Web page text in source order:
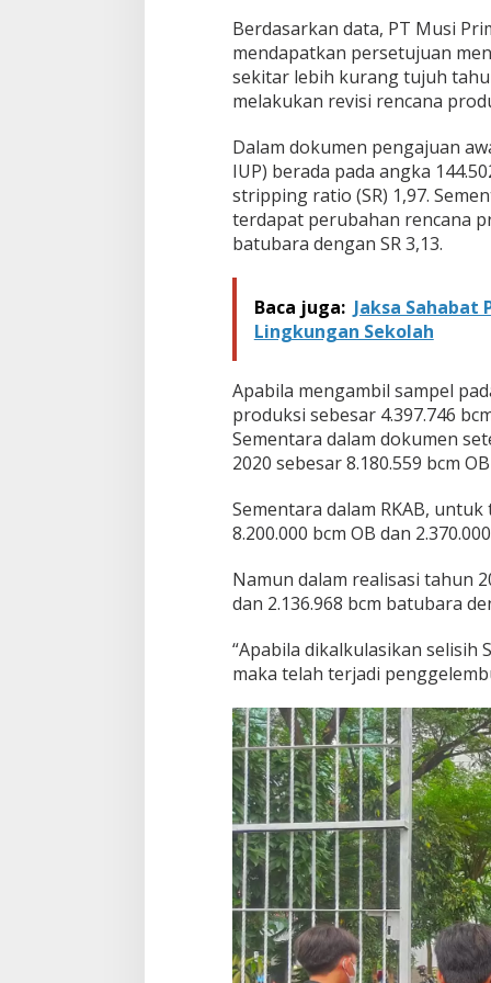
Berdasarkan data, PT Musi
mendapatkan persetujuan
sekitar lebih kurang tujuh
melakukan revisi rencana
Dalam dokumen pengajuan
IUP) berada pada angka
stripping ratio (SR) 1,97.
terdapat perubahan rencana
batubara dengan SR 3,13.
Baca juga: Jaksa Sahabat
Lingkungan Sekolah
Apabila mengambil sampel
produksi sebesar 4.397.746
Sementara dalam dokumen
2020 sebesar 8.180.559 bcm
Sementara dalam RKAB,
8.200.000 bcm OB dan
Namun dalam realisasi tahun
dan 2.136.968 bcm batubara
“Apabila dikalkulasikan selisih
maka telah terjadi